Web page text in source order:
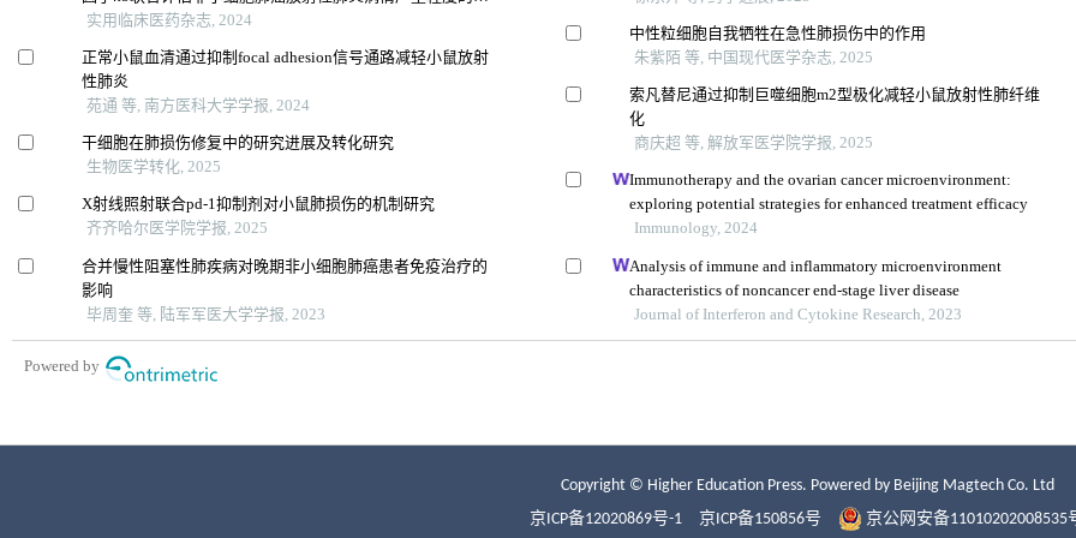
Copyright © Higher Education Press. Powered by Beijing Magtech Co. Ltd
京ICP备12020869号-1
京ICP备150856号 京公网安备11010202008535